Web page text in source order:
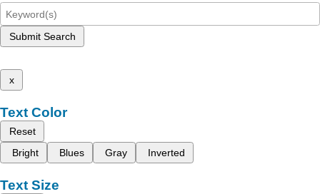
Submit Search
x
Text Color
Reset
Bright
Blues Gray Inverted
Text Size